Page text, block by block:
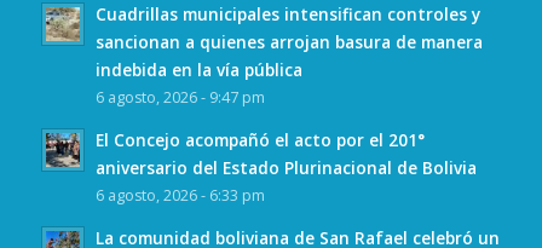
Cuadrillas municipales intensifican controles y
sancionan a quienes arrojan basura de manera
indebida en la vía pública
6 agosto, 2026 - 9:47 pm
El Concejo acompañó el acto por el 201°
aniversario del Estado Plurinacional de Bolivia
6 agosto, 2026 - 6:33 pm
La comunidad boliviana de San Rafael celebró un